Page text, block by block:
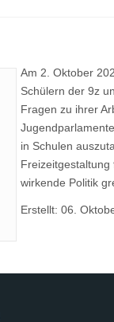
Am 2. Oktober
Schülern der 9z
Fragen zu ihrer
in Schulen
wirkende Politik
Erstellt: 06.